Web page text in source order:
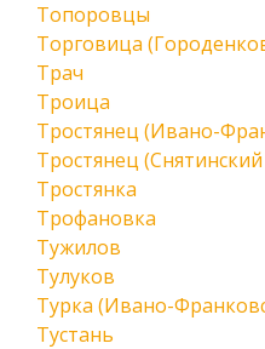
Топоровцы
Торговица
Трач
Троица
Тростянец (Ивано-
Тростянец
Тростянка
Трофановка
Тужилов
Тулуков
Турка (Ивано-
Тустань